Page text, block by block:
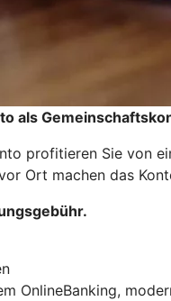
als
profitieren Sie von
Ort machen das
OnlineBanking,